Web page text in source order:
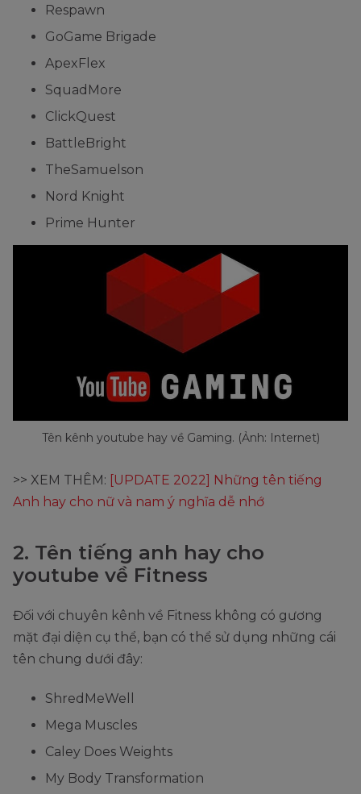
Respawn
GoGame Brigade
ApexFlex
SquadMore
ClickQuest
BattleBright
TheSamuelson
Nord Knight
Prime Hunter
Tên kênh youtube hay về Gaming. (Ảnh: Internet)
>> XEM THÊM: [UPDATE 2022] Những tên tiếng
Anh hay cho nữ và nam ý nghĩa dễ nhớ
2. Tên tiếng anh hay cho
youtube về Fitness
Đối với chuyên kênh về Fitness không có gương
mặt đại diện cụ thể, bạn có thể sử dụng những cái
tên chung dưới đây:
ShredMeWell
Mega Muscles
Caley Does Weights
My Body Transformation